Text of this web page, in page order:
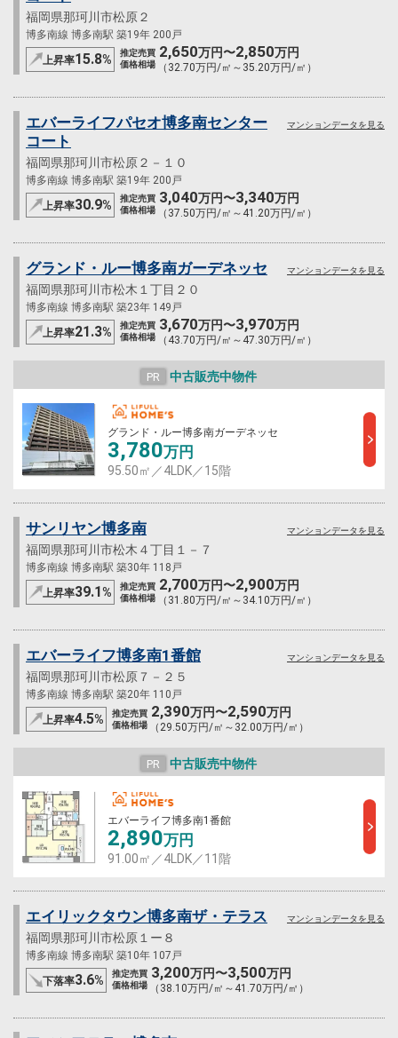
福岡県那珂川市松原２
博多南線 博多南駅 築19年 200戸
上昇率15.8%
推定売買
価格相場
2,650万円〜2,850万円
（32.70万円/㎡～35.20万円/㎡）
エバーライフパセオ博多南センター
コート
福岡県那珂川市松原２－１０
博多南線 博多南駅 築19年 200戸
上昇率30.9%
推定売買
価格相場
3,040万円〜3,340万円
（37.50万円/㎡～41.20万円/㎡）
マンションデータを見る
グランド・ルー博多南ガーデネッセ
福岡県那珂川市松木１丁目２０
博多南線 博多南駅 築23年 149戸
上昇率21.3%
推定売買
価格相場
3,670万円〜3,970万円
（43.70万円/㎡～47.30万円/㎡）
マンションデータを見る
PR 中古販売中物件
グランド・ルー博多南ガーデネッセ
3,780万円
95.50㎡／4LDK／15階
サンリヤン博多南
福岡県那珂川市松木４丁目１－７
博多南線 博多南駅 築30年 118戸
上昇率39.1%
推定売買
価格相場
2,700万円〜2,900万円
（31.80万円/㎡～34.10万円/㎡）
マンションデータを見る
エバーライフ博多南1番館
福岡県那珂川市松原７－２５
博多南線 博多南駅 築20年 110戸
上昇率4.5%
推定売買
価格相場
2,390万円〜2,590万円
（29.50万円/㎡～32.00万円/㎡）
マンションデータを見る
PR 中古販売中物件
エバーライフ博多南1番館
2,890万円
91.00㎡／4LDK／11階
エイリックタウン博多南ザ・テラス
福岡県那珂川市松原１ー８
博多南線 博多南駅 築10年 107戸
下落率3.6%
推定売買
価格相場
3,200万円〜3,500万円
（38.10万円/㎡～41.70万円/㎡）
マンションデータを見る